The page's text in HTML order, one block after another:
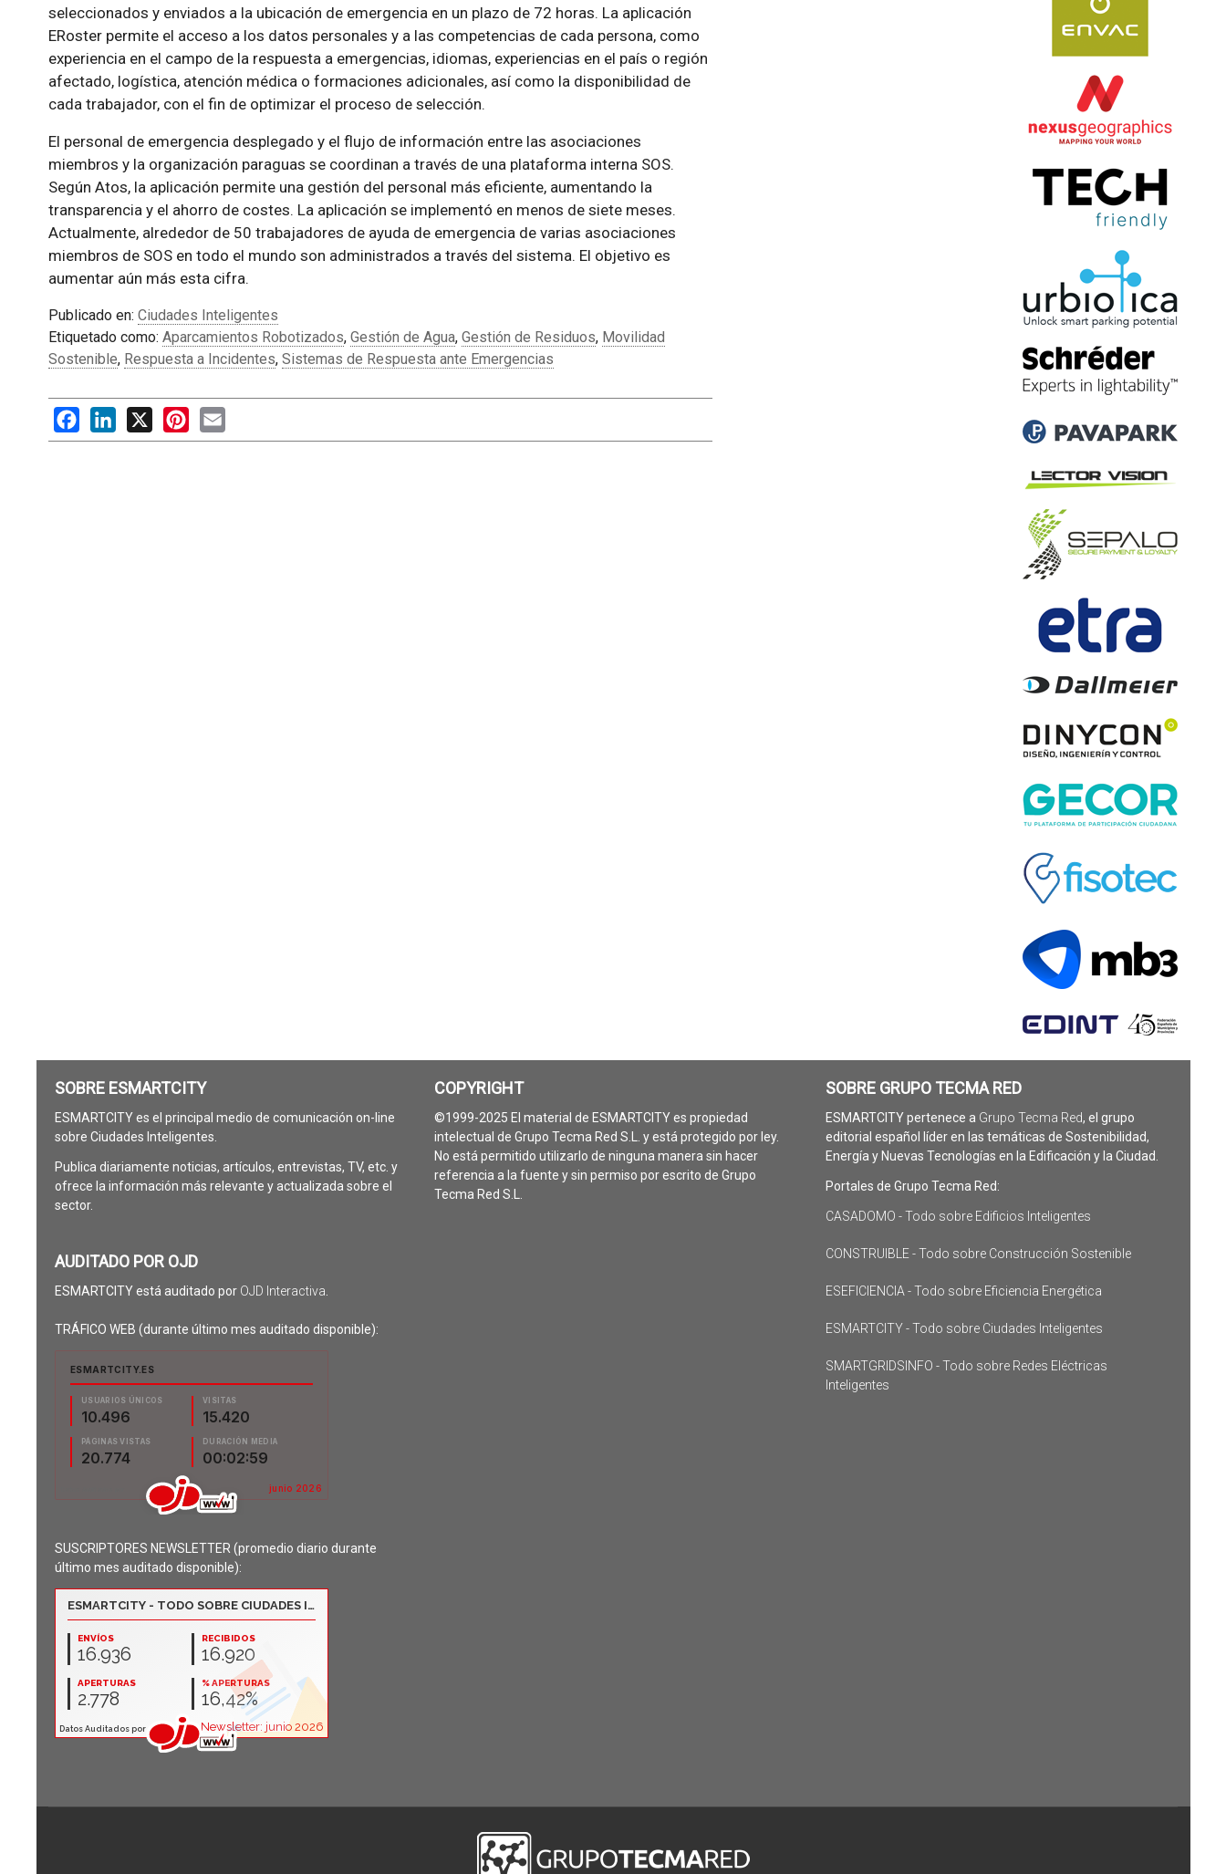
seleccionados y enviados a la ubicación de emergencia en un plazo de 72 horas. La aplicación
ERoster permite el acceso a los datos personales y a las competencias de cada persona, como
experiencia en el campo de la respuesta a emergencias, idiomas, experiencias en el país o región
afectado, logística, atención médica o formaciones adicionales, así como la disponibilidad de
cada trabajador, con el fin de optimizar el proceso de selección.
El personal de emergencia desplegado y el flujo de información entre las asociaciones
miembros y la organización paraguas se coordinan a través de una plataforma interna SOS.
Según Atos, la aplicación permite una gestión del personal más eficiente, aumentando la
transparencia y el ahorro de costes. La aplicación se implementó en menos de siete meses.
Actualmente, alrededor de 50 trabajadores de ayuda de emergencia de varias asociaciones
miembros de SOS en todo el mundo son administrados a través del sistema. El objetivo es
aumentar aún más esta cifra.
Publicado en: Ciudades Inteligentes
Etiquetado como: Aparcamientos Robotizados, Gestión de Agua, Gestión de Residuos, Movilidad
Sostenible, Respuesta a Incidentes, Sistemas de Respuesta ante Emergencias
FacebookLinkedIn
X PinterestEmail
SOBRE ESMARTCITY
ESMARTCITY es el principal medio de comunicación on-line
sobre Ciudades Inteligentes.
Publica diariamente noticias, artículos, entrevistas, TV, etc. y
ofrece la información más relevante y actualizada sobre el
sector.
AUDITADO POR OJD
ESMARTCITY está auditado por OJD Interactiva
TRÁFICO WEB (durante último mes auditado disponible):
SUSCRIPTORES NEWSLETTER (promedio diario durante
último mes auditado disponible):
COPYRIGHT
©1999-2025 El material de ESMARTCITY es propiedad
intelectual de Grupo Tecma Red S.L. y está protegido por ley.
No está permitido utilizarlo de ninguna manera sin hacer
referencia a la fuente y sin permiso por escrito de Grupo
Tecma Red S.L.
SOBRE GRUPO TECMA RED
ESMARTCITY pertenece a Grupo Tecma Red, el grupo
editorial español líder en las temáticas de Sostenibilidad,
Energía y Nuevas Tecnologías en la Edificación y la Ciudad.
Portales de Grupo Tecma Red:
CASADOMO - Todo sobre Edificios Inteligentes
CONSTRUIBLE - Todo sobre Construcción Sostenible
ESEFICIENCIA - Todo sobre Eficiencia Energética
ESMARTCITY - Todo sobre Ciudades Inteligentes
SMARTGRIDSINFO - Todo sobre Redes Eléctricas
Inteligentes